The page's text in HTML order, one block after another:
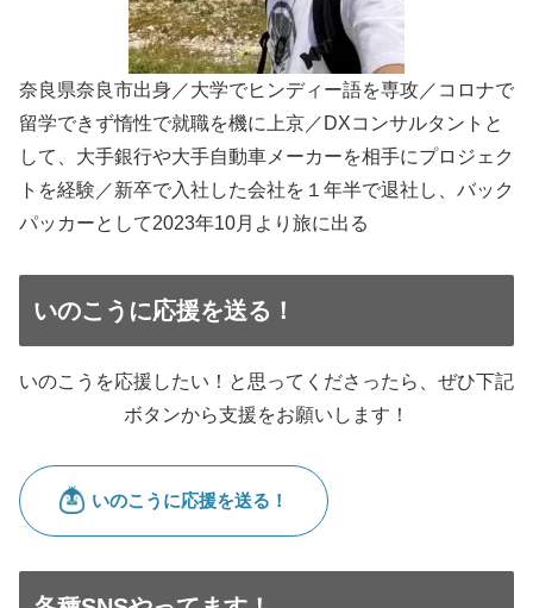
奈良県奈良市出身／大学でヒンディー語を専攻／コロナで
留学できず惰性で就職を機に上京／DXコンサルタントと
して、大手銀行や大手自動車メーカーを相手にプロジェク
トを経験／新卒で入社した会社を１年半で退社し、バック
パッカーとして2023年10月より旅に出る
いのこうに応援を送る！
いのこうを応援したい！と思ってくださったら、ぜひ下記
ボタンから支援をお願いします！